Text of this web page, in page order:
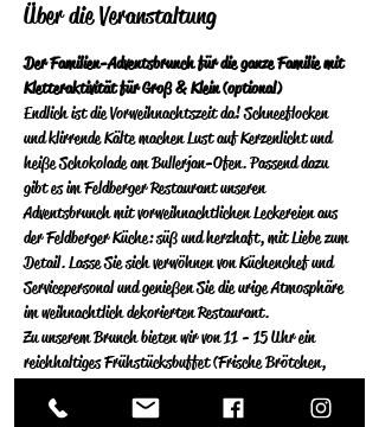
Über die Veranstaltung
Der Familien-Adventsbrunch für die ganze Familie mit
Kletteraktivität für Groß & Klein (optional)
Endlich ist die Vorweihnachtszeit da! Schneeflocken
und klirrende Kälte machen Lust auf Kerzenlicht und
heiße Schokolade am Bullerjan-Ofen. Passend dazu
gibt es im Feldberger Restaurant unseren
Adventsbrunch mit vorweihnachtlichen Leckereien aus
der Feldberger Küche: süß und herzhaft, mit Liebe zum
Detail. Lasse Sie sich verwöhnen von Küchenchef und
Servicepersonal und genießen Sie die urige Atmosphäre
im weihnachtlich dekorierten Restaurant.
Zu unserem Brunch bieten wir von 11 - 15 Uhr ein
reichhaltiges Frühstücksbuffet (Frische Brötchen,
sowie diverse Vorspeisen, Antipasti und eine bunte